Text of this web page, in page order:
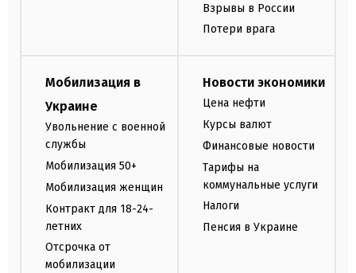
Взрывы в России
Потери врага
Мобилизация в
Украине
Увольнение с военной
службы
Мобилизация 50+
Мобилизация женщин
Контракт для 18-24-
летних
Отсрочка от
мобилизации
Новости экономики
Цена нефти
Курсы валют
Финансовые новости
Тарифы на
коммунальные услуги
Налоги
Пенсия в Украине